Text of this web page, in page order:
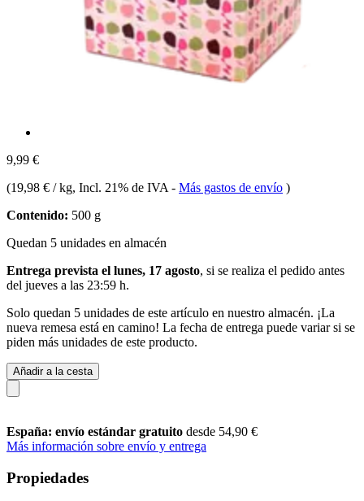
9,99 €
(19,98 € / kg, Incl. 21% de IVA - Más gastos de envío )
Contenido: 500 g
Quedan 5 unidades en almacén
Entrega prevista el lunes, 17 agosto, si se realiza el pedido antes
del jueves a las 23:59 h.
Solo quedan 5 unidades de este artículo en nuestro almacén. ¡La
nueva remesa está en camino! La fecha de entrega puede variar si se
piden más unidades de este producto.
Añadir a la cesta
España: envío estándar gratuito desde 54,90 €
Más información sobre envío y entrega
Propiedades